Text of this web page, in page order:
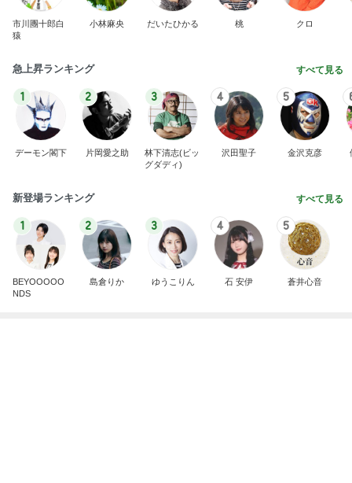
1
デーモン閣下
2
片岡愛之助
3
グダディ)
金沢克彦
新登場ランキング すべて見る
1
BEYOOOOO
NDS
2 3 4 5
蒼井心音
沢山作ったお肉たっぷりの肉じゃが
Amebaトピックス 1日前